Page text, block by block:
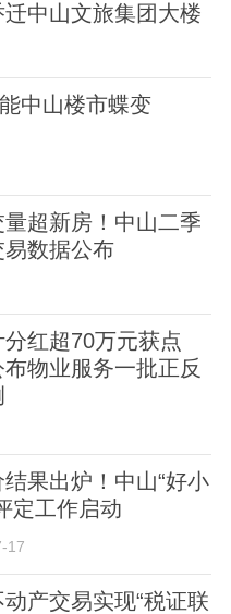
中山文旅集团大楼
中山楼市蝶变
超新房！中山二季
易数据公布
红超70万元获点
物业服务一批正反
果出炉！中山“好小
定工作启动
17
产交易实现“税证联